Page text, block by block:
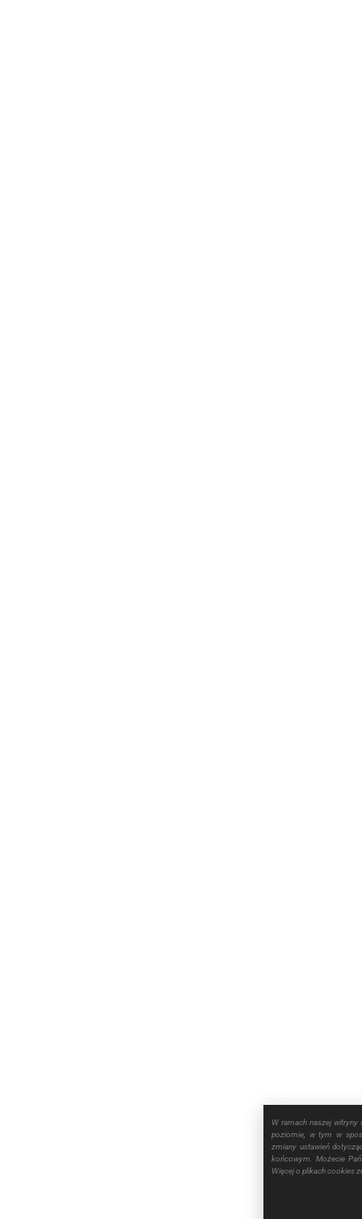
W ramach naszej witryny
poziomie, w tym w
zmiany ustawień
końcowym. Możecie
Więcej o plikach cookies